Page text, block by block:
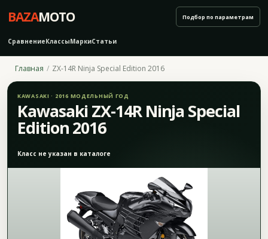
BAZAMOTO
СравнениеКлассыМаркиСтатьи
Подбор по параметрам
Главная ZX-14R Ninja Special Edition 2016
KAWASAKI · 2016 МОДЕЛЬНЫЙ ГОД
Kawasaki ZX-14R Ninja Special
Edition 2016
Класс не указан в каталоге